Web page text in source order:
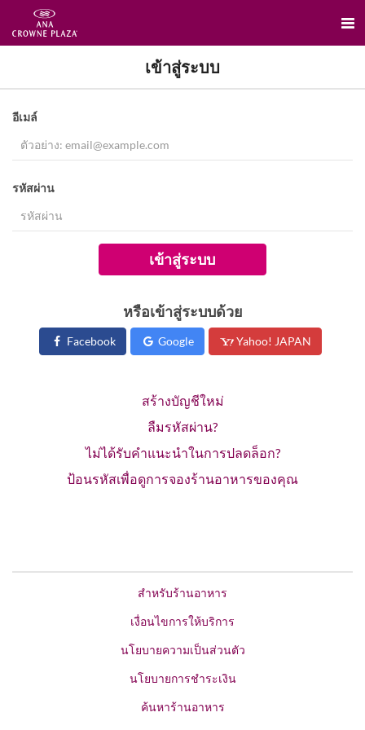
เข้าสู่ระบบ
อีเมล์
รหัสผ่าน
เข้าสู่ระบบ
หรือเข้าสู่ระบบด้วย
Facebook Google Yahoo! JAPAN
สร้างบัญชีใหม่
ลืมรหัสผ่าน?
ไม่ได้รับคำแนะนำในการปลดล็อก?
ป้อนรหัสเพื่อดูการจองร้านอาหารของคุณ
สำหรับร้านอาหาร
เงื่อนไขการให้บริการ
นโยบายความเป็นส่วนตัว
นโยบายการชำระเงิน
ค้นหาร้านอาหาร